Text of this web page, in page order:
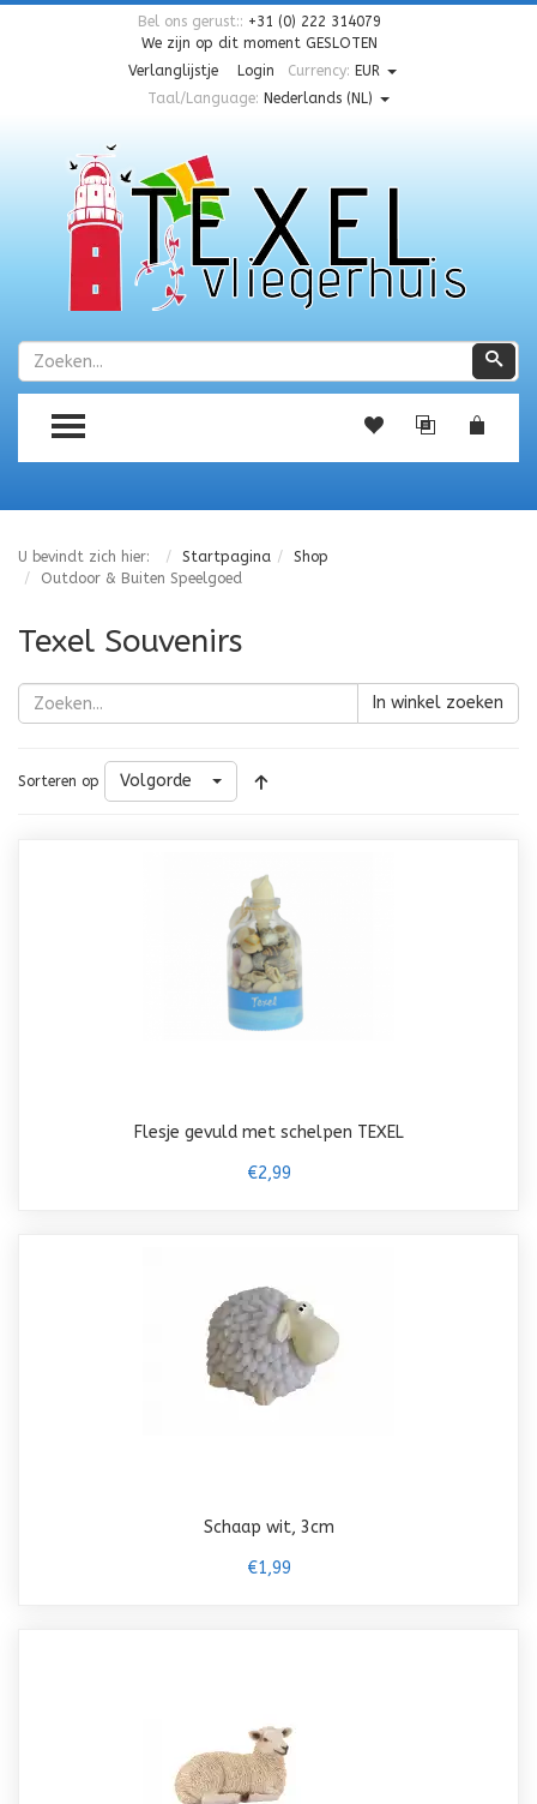
Bel ons gerust:: +31 (0) 222 314079
We zijn op dit moment GESLOTEN
Verlanglijstje
Login Currency: EUR
Taal/Language: Nederlands (NL)
Zoeken
TOGGLE MENU
U bevindt zich hier: Startpagina
Shop
Outdoor & Buiten Speelgoed
Texel Souvenirs
In winkel zoeken
Sorteren op Volgorde
Flesje gevuld met schelpen TEXEL
€2,99
Schaap wit, 3cm
€1,99